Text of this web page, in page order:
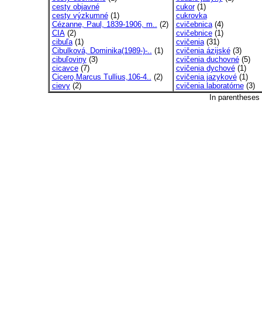
cesty objavné
cesty výzkumné(1)
Cézanne, Paul, 1839-1906, m.. (2)
CIA(2)
cibuľa(1)
Cibulková, Dominika(1989-)-.. (1)
cibuľoviny(3)
cicavce(7)
Cicero,Marcus Tullius,106-4.. (2)
cievy(2)
cukor(1)
cukrovka
cvičebnica(4)
cvičebnice(1)
cvičenia(31)
cvičenia ázijské(3)
cvičenia duchovné(5)
cvičenia dychové(1)
cvičenia jazykové(1)
cvičenia laboratórne(3)
In